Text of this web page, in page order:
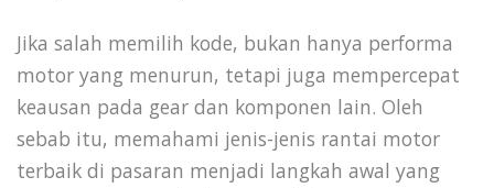
Jika salah memilih kode, bukan hanya performa
motor yang menurun, tetapi juga mempercepat
keausan pada gear dan komponen lain. Oleh
sebab itu, memahami jenis-jenis rantai motor
terbaik di pasaran menjadi langkah awal yang